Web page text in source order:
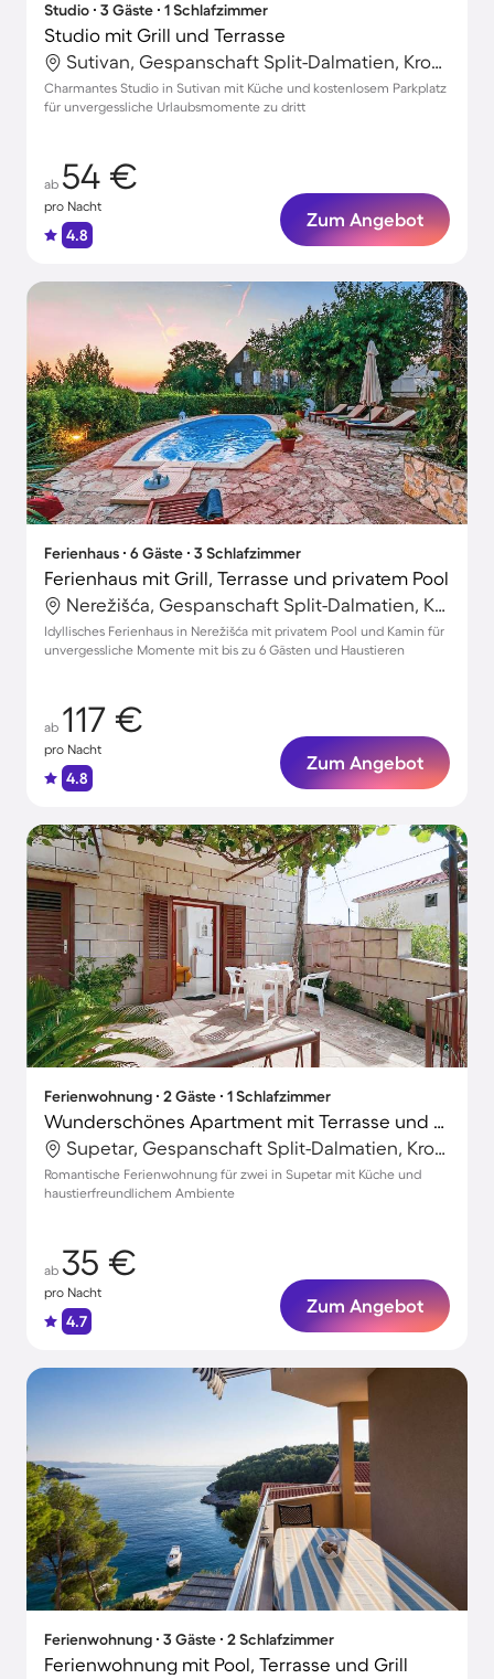
Studio ∙ 3 Gäste ∙ 1 Schlafzimmer
Studio mit Grill und Terrasse
Sutivan, Gespanschaft Split-Dalmatien, Kroatien
Charmantes Studio in Sutivan mit Küche und kostenlosem Parkplatz
für unvergessliche Urlaubsmomente zu dritt
ab 54 €
pro Nacht
4.8
Zum Angebot
Ferienhaus ∙ 6 Gäste ∙ 3 Schlafzimmer
Ferienhaus mit Grill, Terrasse und privatem Pool
Nerežišća, Gespanschaft Split-Dalmatien, Kroatien
Idyllisches Ferienhaus in Nerežišća mit privatem Pool und Kamin für
unvergessliche Momente mit bis zu 6 Gästen und Haustieren
ab 117 €
pro Nacht
4.8
Zum Angebot
Ferienwohnung ∙ 2 Gäste ∙ 1 Schlafzimmer
Wunderschönes Apartment mit Terrasse und Grill | Strand in der Nähe | Hunde erlaubt
Supetar, Gespanschaft Split-Dalmatien, Kroatien
Romantische Ferienwohnung für zwei in Supetar mit Küche und
haustierfreundlichem Ambiente
ab 35 €
pro Nacht
4.7
Zum Angebot
Ferienwohnung ∙ 3 Gäste ∙ 2 Schlafzimmer
Ferienwohnung mit Pool, Terrasse und Grill